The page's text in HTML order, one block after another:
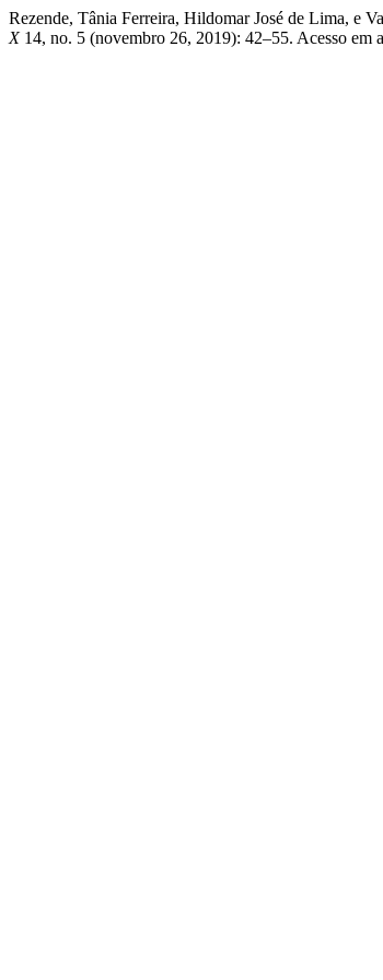
Rezende, Tânia Ferreira, Hildomar José de
X14, no. 5 (novembro 26, 2019): 42–55. Acesso em